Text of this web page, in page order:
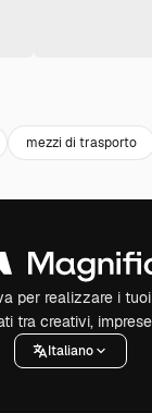
mezzi di trasporto
per realizzare i
tra creativi,
Italiano